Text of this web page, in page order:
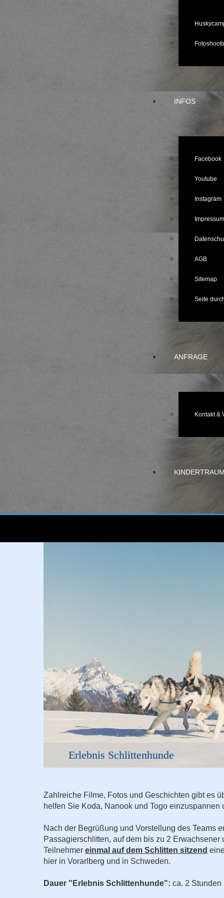
INFOS
Facebook
Youtube
Instagram
Impressum
AGB
Sitemap
Seite
ANFRAGE
Kontakt &
Erlebnis Schlittenhunde
Zahlreiche Filme, Fotos und Geschichten gibt es
helfen Sie Koda, Nanook und Togo
Nach der Begrüßung und Vorstellung des Teams
Passagierschlitten, auf dem bis zu 2
Teilnehmer einmal auf dem Schlitten sitzend
hier in Vorarlberg und in Schweden.
Dauer "Erlebnis Schlittenhunde": ca. 2 Stunden